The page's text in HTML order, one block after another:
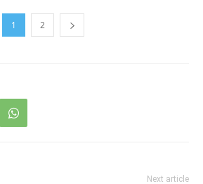
1 2
Next article